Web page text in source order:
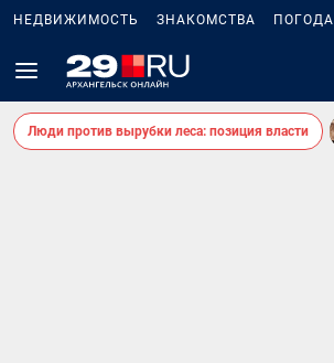
НЕДВИЖИМОСТЬ ЗНАКОМСТВА ПОГОДА
Люди против вырубки леса: позиция власти